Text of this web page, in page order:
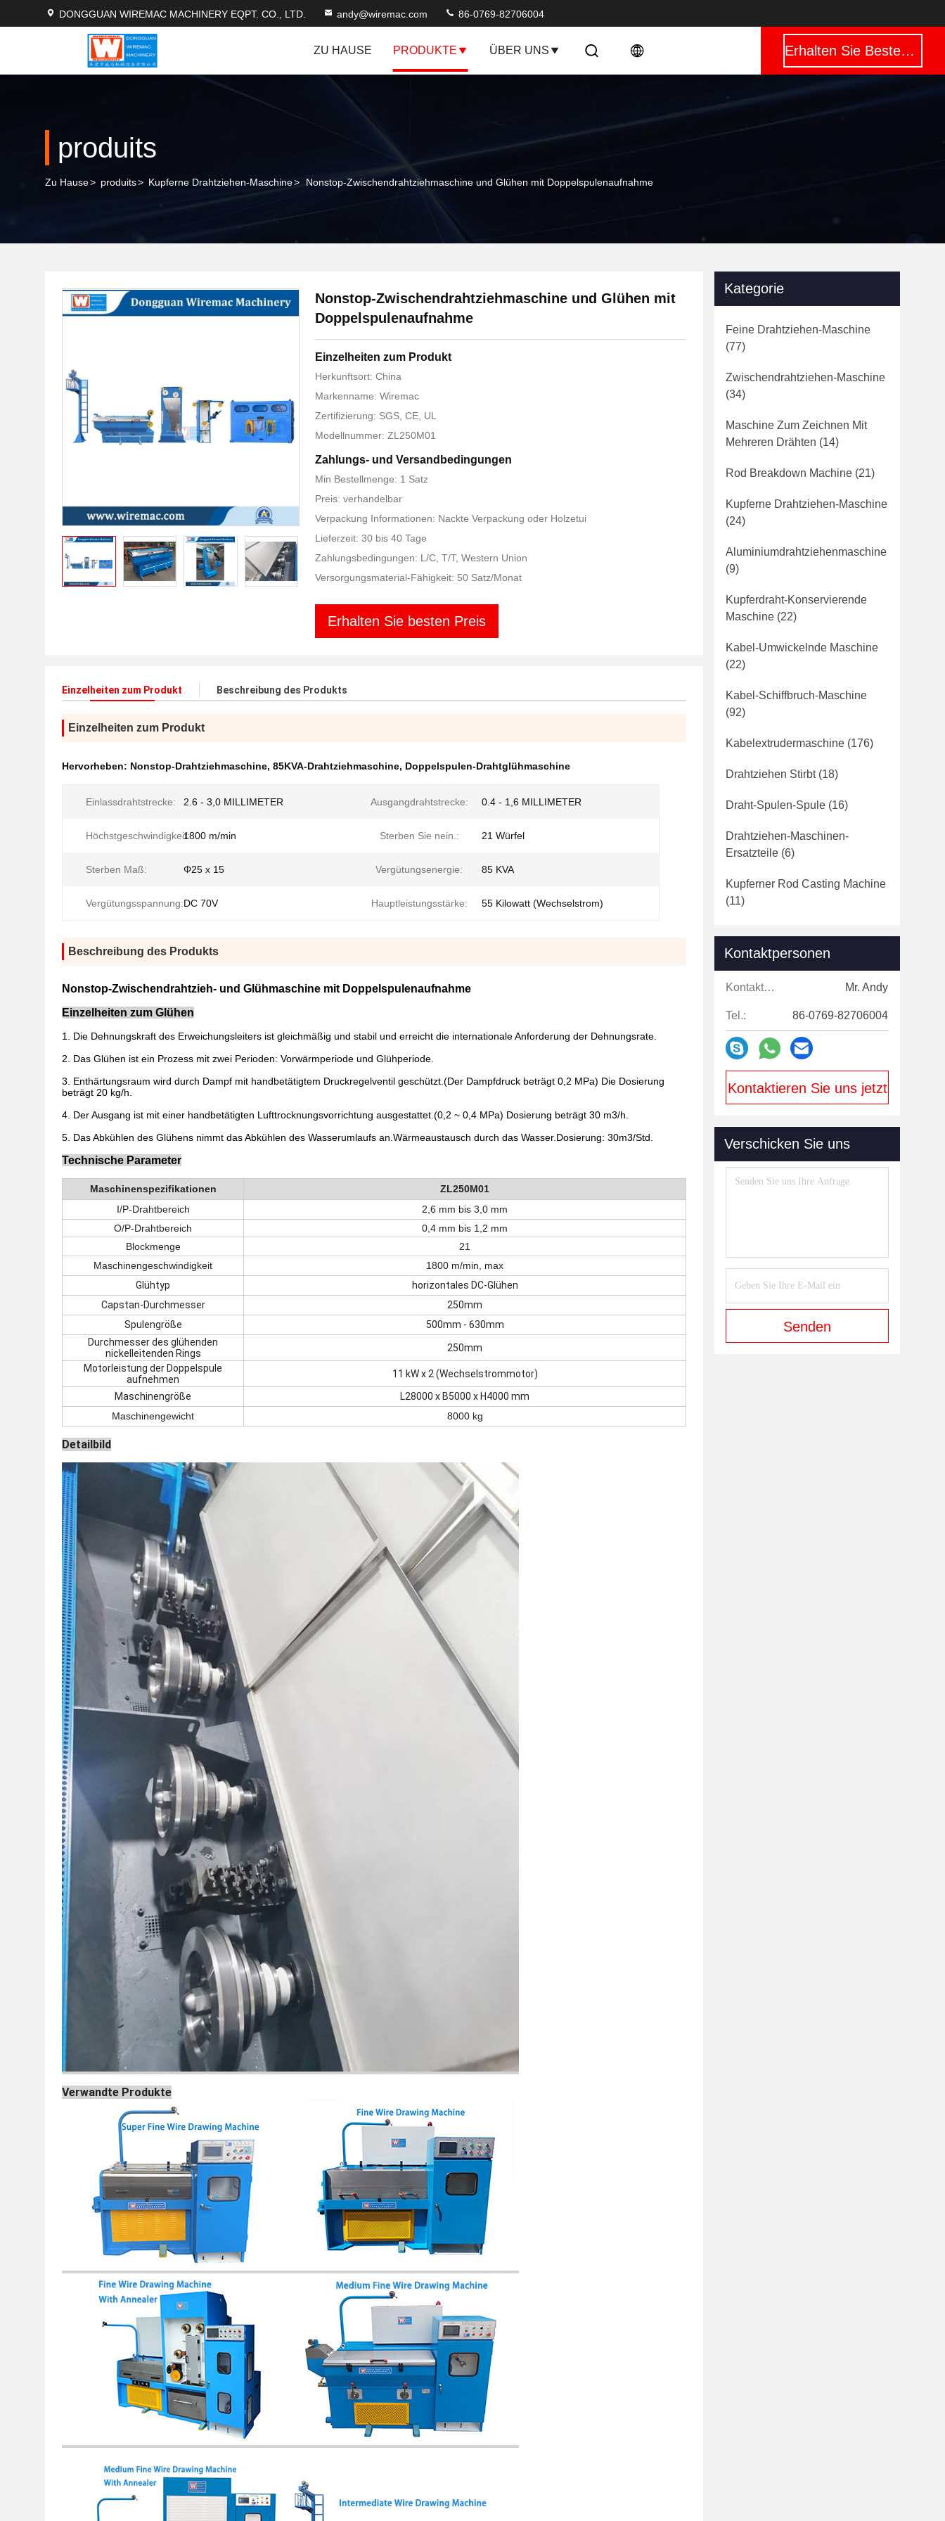
DONGGUAN WIREMAC MACHINERY EQPT. CO., LTD. andy@wiremac.com 86-0769-82706004
ZU HAUSE PRODUKTE ÜBER UNS Erhalten Sie Besten Preis
produits
Zu Hause> produits> Kupferne Drahtziehen-Maschine> Nonstop-Zwischendrahtziehmaschine und Glühen mit Doppelspulenaufnahme
Nonstop-Zwischendrahtziehmaschine und Glühen mit
Doppelspulenaufnahme
Einzelheiten zum Produkt
Herkunftsort: China
Markenname: Wiremac
Zertifizierung: SGS, CE, UL
Modellnummer: ZL250M01
Zahlungs- und Versandbedingungen
Min Bestellmenge: 1 Satz
Preis: verhandelbar
Verpackung Informationen: Nackte Verpackung oder Holzetui
Lieferzeit: 30 bis 40 Tage
Zahlungsbedingungen: L/C, T/T, Western Union
Versorgungsmaterial-Fähigkeit: 50 Satz/Monat
Erhalten Sie besten Preis
Einzelheiten zum Produkt Beschreibung des Produkts
Einzelheiten zum Produkt
Hervorheben: Nonstop-Drahtziehmaschine, 85KVA-Drahtziehmaschine, Doppelspulen-Drahtglühmaschine
Einlassdrahtstrecke: 2.6 - 3,0 MILLIMETER Ausgangdrahtstrecke: 0.4 - 1,6 MILLIMETER
Höchstgeschwindigkeit:1800 m/min Sterben Sie nein.: 21 Würfel
Sterben Maß: Φ25 x 15 Vergütungsenergie: 85 KVA
Vergütungsspannung:DC 70V Hauptleistungsstärke: 55 Kilowatt (Wechselstrom)
Beschreibung des Produkts
Nonstop-Zwischendrahtzieh- und Glühmaschine mit Doppelspulenaufnahme
Einzelheiten zum Glühen
1. Die Dehnungskraft des Erweichungsleiters ist gleichmäßig und stabil und erreicht die internationale Anforderung der Dehnungsrate.
2. Das Glühen ist ein Prozess mit zwei Perioden: Vorwärmperiode und Glühperiode.
3. Enthärtungsraum wird durch Dampf mit handbetätigtem Druckregelventil geschützt.(Der Dampfdruck beträgt 0,2 MPa) Die Dosierung
beträgt 20 kg/h.
4. Der Ausgang ist mit einer handbetätigten Lufttrocknungsvorrichtung ausgestattet.(0,2 ~ 0,4 MPa) Dosierung beträgt 30 m3/h.
5. Das Abkühlen des Glühens nimmt das Abkühlen des Wasserumlaufs an.Wärmeaustausch durch das Wasser.Dosierung: 30m3/Std.
Technische Parameter
Maschinenspezifikationen
ZL250M01
I/P-Drahtbereich
2,6 mm bis 3,0 mm
O/P-Drahtbereich
0,4 mm bis 1,2 mm
Blockmenge
21
Maschinengeschwindigkeit
1800 m/min, max
Glühtyp
horizontales DC-Glühen
Capstan-Durchmesser
250mm
Spulengröße
500mm - 630mm
Durchmesser des glühenden
nickelleitenden Rings
250mm
Motorleistung der Doppelspule
aufnehmen
11 kW x 2 (Wechselstrommotor)
Maschinengröße
L28000 x B5000 x H4000 mm
Maschinengewicht
8000 kg
Detailbild
Verwandte Produkte
Kategorie
Feine Drahtziehen-Maschine
(77)
Zwischendrahtziehen-Maschine
(34)
Maschine Zum Zeichnen Mit
Mehreren Drähten (14)
Rod Breakdown Machine (21)
Kupferne Drahtziehen-Maschine
(24)
Aluminiumdrahtziehenmaschine
(9)
Kupferdraht-Konservierende
Maschine (22)
Kabel-Umwickelnde Maschine
(22)
Kabel-Schiffbruch-Maschine
(92)
Kabelextrudermaschine (176)
Drahtziehen Stirbt(18)
Draht-Spulen-Spule (16)
Drahtziehen-Maschinen-
Ersatzteile (6)
Kupferner Rod Casting Machine
(11)
Kontaktpersonen
Kontaktpersonen: Mr. Andy
Tel.: 86-0769-82706004
Kontaktieren Sie uns jetzt
Verschicken Sie uns
Senden